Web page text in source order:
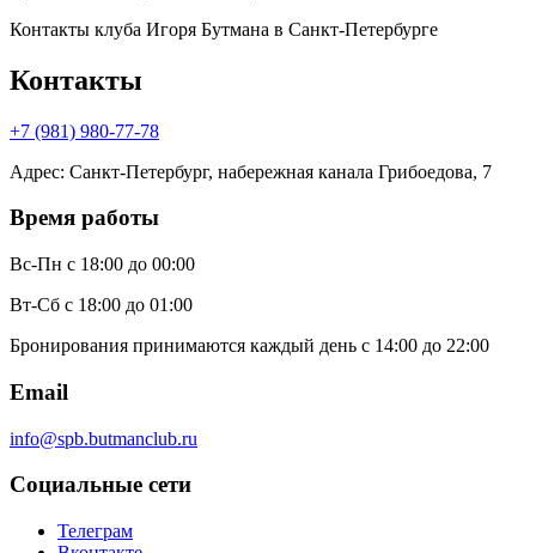
Контакты клуба Игоря Бутмана в Санкт-Петербурге
Контакты
+7 (981) 980-77-78
Адрес: Санкт-Петербург, набережная канала Грибоедова, 7
Время работы
Вс-Пн с 18:00 до 00:00
Вт-Сб с 18:00 до 01:00
Бронирования принимаются каждый день с 14:00 до 22:00
Email
info@spb.butmanclub.ru
Социальные сети
Телеграм